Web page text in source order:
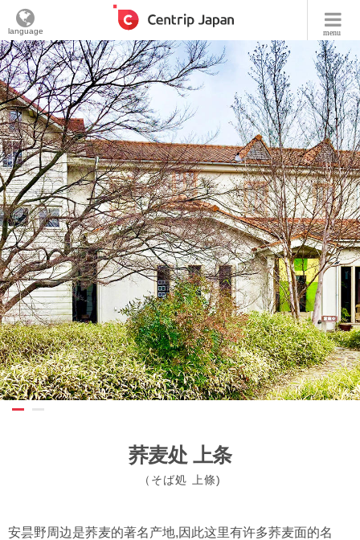
menu
language
荞麦处 上条
（そば処 上條)
安昙野周边是荞麦的著名产地,因此这里有许多荞麦面的名